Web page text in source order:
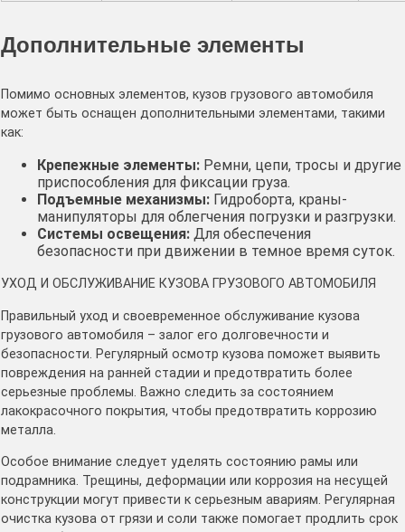
Дополнительные элементы
Помимо основных элементов, кузов грузового автомобиля
может быть оснащен дополнительными элементами, такими
как:
Крепежные элементы: Ремни, цепи, тросы и другие
приспособления для фиксации груза.
Подъемные механизмы: Гидроборта, краны-
манипуляторы для облегчения погрузки и разгрузки.
Системы освещения: Для обеспечения
безопасности при движении в темное время суток.
УХОД И ОБСЛУЖИВАНИЕ КУЗОВА ГРУЗОВОГО АВТОМОБИЛЯ
Правильный уход и своевременное обслуживание кузова
грузового автомобиля – залог его долговечности и
безопасности. Регулярный осмотр кузова поможет выявить
повреждения на ранней стадии и предотвратить более
серьезные проблемы. Важно следить за состоянием
лакокрасочного покрытия, чтобы предотвратить коррозию
металла.
Особое внимание следует уделять состоянию рамы или
подрамника. Трещины, деформации или коррозия на несущей
конструкции могут привести к серьезным авариям. Регулярная
очистка кузова от грязи и соли также помогает продлить срок